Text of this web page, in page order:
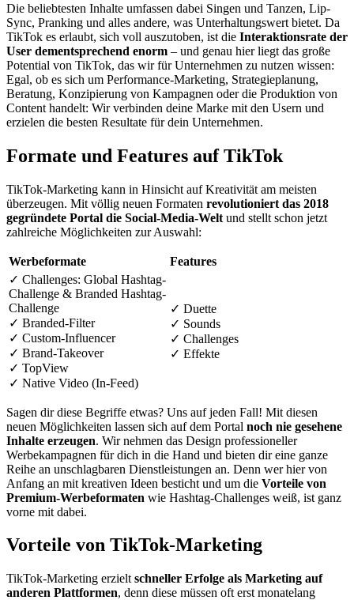
Die beliebtesten Inhalte umfassen dabei Singen und Tanzen, Lip-
Sync, Pranking und alles andere, was Unterhaltungswert bietet. Da
TikTok es erlaubt, sich voll auszutoben, ist die Interaktionsrate der
User dementsprechend enorm – und genau hier liegt das große
Potential von TikTok, das wir für Unternehmen zu nutzen wissen:
Egal, ob es sich um Performance-Marketing, Strategieplanung,
Beratung, Konzipierung von Kampagnen oder die Produktion von
Content handelt: Wir verbinden deine Marke mit den Usern und
erzielen die besten Resultate für dein Unternehmen.
Formate und Features auf TikTok
TikTok-Marketing kann in Hinsicht auf Kreativität am meisten
überzeugen. Mit völlig neuen Formaten revolutioniert das 2018
gegründete Portal die Social-Media-Welt und stellt schon jetzt
zahlreiche Möglichkeiten zur Auswahl:
Werbeformate
Features
✓ Challenges: Global Hashtag-
Challenge & Branded Hashtag-
Challenge
✓ Branded-Filter
✓ Custom-Influencer
✓ Brand-Takeover
✓ TopView
✓ Native Video (In-Feed)
✓ Duette
✓ Sounds
✓ Challenges
✓ Effekte
Sagen dir diese Begriffe etwas? Uns auf jeden Fall! Mit diesen
neuen Möglichkeiten lassen sich auf dem Portal noch nie gesehene
Inhalte erzeugen. Wir nehmen das Design professioneller
Werbekampagnen für dich in die Hand und bieten dir eine ganze
Reihe an unschlagbaren Dienstleistungen an. Denn wer hier von
Anfang an mit kreativen Ideen besticht und um die Vorteile von
Premium-Werbeformaten wie Hashtag-Challenges weiß, ist ganz
vorne mit dabei.
Vorteile von TikTok-Marketing
TikTok-Marketing erzielt schneller Erfolge als Marketing auf
anderen Plattformen, denn diese müssen oft erst monatelang